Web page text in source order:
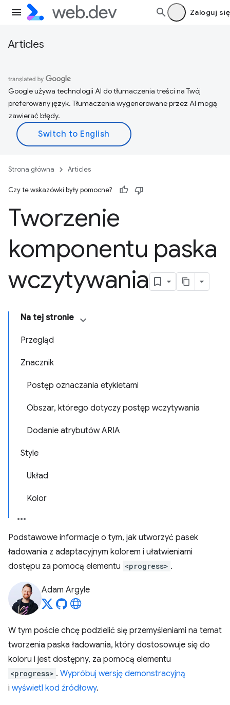
Zaloguj się
Articles
Google używa technologii AI do tłumaczenia treści na Twój
preferowany język. Tłumaczenia wygenerowane przez AI mogą
zawierać błędy.
Strona główna Articles
Czy te wskazówki były pomocne?
Tworzenie
komponentu paska
wczytywania
Na tej stronie
Przegląd
Znacznik
Postęp oznaczania etykietami
Obszar, którego dotyczy postęp wczytywania
Dodanie atrybutów ARIA
Style
Układ
Kolor
Podstawowe informacje o tym, jak utworzyć pasek
ładowania z adaptacyjnym kolorem i ułatwieniami
dostępu za pomocą elementu <progress> .
Adam Argyle
W tym poście chcę podzielić się przemyśleniami na temat
tworzenia paska ładowania, który dostosowuje się do
koloru i jest dostępny, za pomocą elementu
<progress> . Wypróbuj wersję demonstracyjną
i wyświetl kod źródłowy.